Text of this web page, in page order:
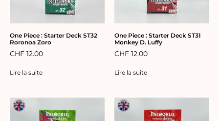
One Piece : Starter Deck ST32
Roronoa Zoro
CHF 12.00
Lire la suite
One Piece : Starter Deck ST31
Monkey D. Luffy
CHF 12.00
Lire la suite